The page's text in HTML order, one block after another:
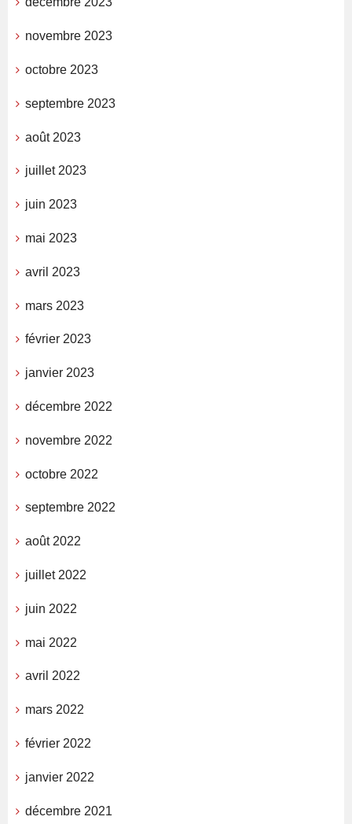
novembre 2023
octobre 2023
septembre 2023
août 2023
juillet 2023
juin 2023
mai 2023
avril 2023
mars 2023
février 2023
janvier 2023
décembre 2022
novembre 2022
octobre 2022
septembre 2022
août 2022
juillet 2022
juin 2022
mai 2022
avril 2022
mars 2022
février 2022
janvier 2022
décembre 2021